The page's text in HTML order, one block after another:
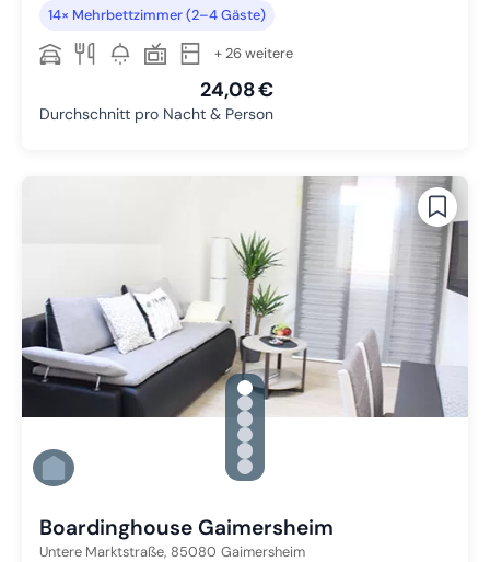
14× Mehrbettzimmer (2–4 Gäste)
+ 26 weitere
24,08 €
Durchschnitt pro Nacht & Person
gallery.slide_selector
Zu Slide 1 wechseln
Zu Slide 2 wechseln
Zu Slide 3 wechseln
Zu Slide 4 wechseln
Zu Slide 5 wechseln
Zu Slide 6 wechseln
Boardinghouse Gaimersheim
Untere Marktstraße, 85080 Gaimersheim